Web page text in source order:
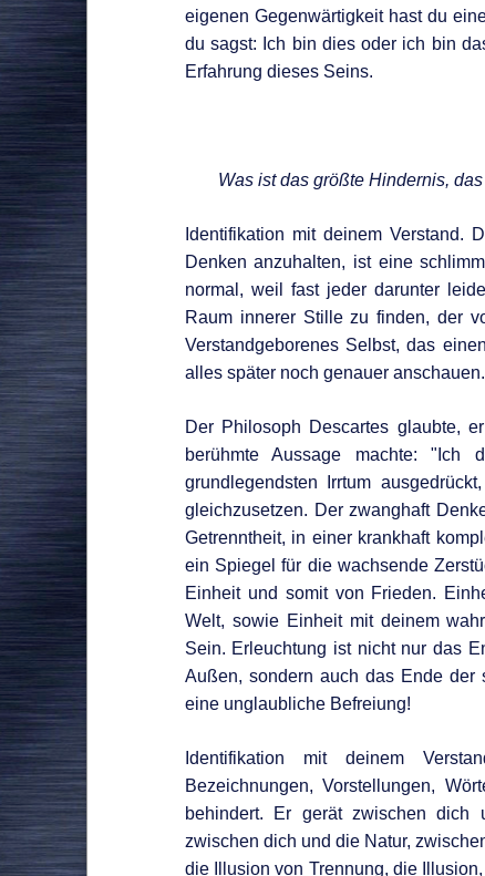
eigenen Gegenwärtigkeit hast du
du sagst: Ich bin dies oder ich bin
Erfahrung dieses Seins.
Was ist das größte Hindernis,
Identifikation mit deinem Verstand.
Denken anzuhalten, ist eine
normal, weil fast jeder darunter
Raum innerer Stille zu finden, der
Verstandgeborenes Selbst, das
alles später noch genauer anschauen.
Der Philosoph Descartes glaubte,
berühmte Aussage machte:
grundlegendsten Irrtum
gleichzusetzen. Der zwanghaft
Getrenntheit, in einer krankhaft
ein Spiegel für die wachsende
Einheit und somit von Frieden.
Welt, sowie Einheit mit deinem
Sein. Erleuchtung ist nicht nur das
Außen, sondern auch das Ende der
eine unglaubliche Befreiung!
Identifikation mit deinem
Bezeichnungen, Vorstellungen,
behindert. Er gerät zwischen dich
zwischen dich und die Natur,
die Illusion von Trennung, die